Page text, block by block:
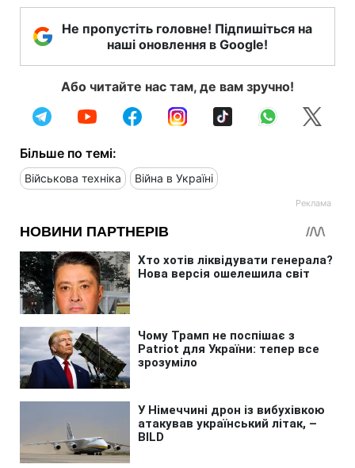
Не пропустіть головне! Підпишіться на
наші оновлення в Google!
Або читайте нас там, де вам зручно!
Більше по темі:
Військова техніка Війна в Україні